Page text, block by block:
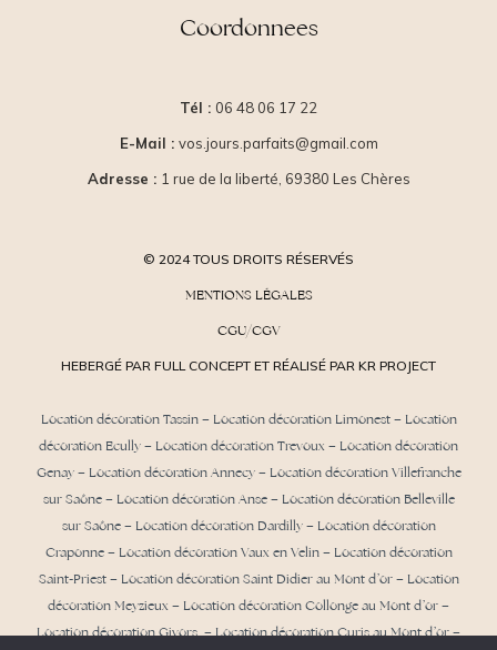
Coordonnees
Tél : 06 48 06 17 22
E-Mail : vos.jours.parfaits@gmail.com
Adresse : 1 rue de la liberté, 69380 Les Chères
© 2024 TOUS DROITS RÉSERVÉS
MENTIONS LÉGALES
CGU/CGV
HEBERGÉ PAR FULL CONCEPT ET RÉALISÉ PAR KR PROJECT
Location décoration Tassin– Location décoration Limonest– Location
décoration Ecully– Location décoration Trevoux– Location décoration
Genay– Location décoration Annecy– Location décoration Villefranche
sur Saône– Location décoration Anse– Location décoration Belleville
sur Saône – Location décoration Dardilly – Location décoration
Craponne– Location décoration Vaux en Velin – Location décoration
Saint-Priest – Location décoration Saint Didier au Mont d’or– Location
décoration Meyzieux – Location décoration Collonge au Mont d’or–
Location décoration Givors – Location décoration Curis au Mont d’or –